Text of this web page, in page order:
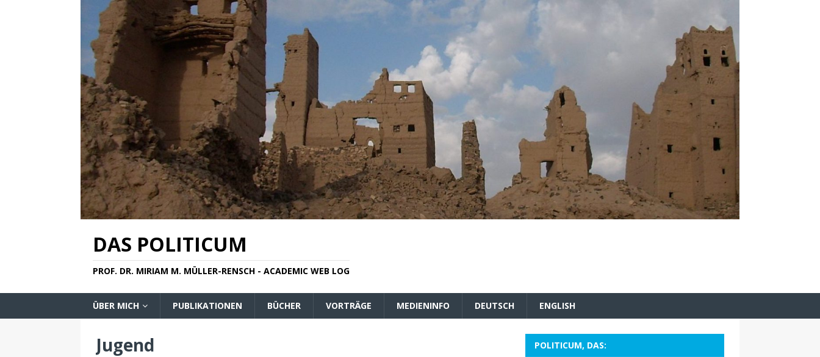
DAS POLITICUM
PROF. DR. MIRIAM M. MÜLLER-RENSCH - ACADEMIC WEB LOG
ÜBER MICH PUBLIKATIONEN BÜCHER VORTRÄGE MEDIENINFO DEUTSCH ENGLISH
Jugend POLITICUM, DAS: